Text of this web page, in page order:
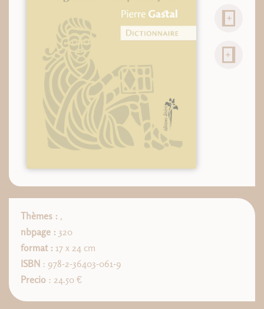
Thèmes : ,
nbpage : 320
format : 17 x 24 cm
ISBN : 978-2-36403-061-9
Precio : 24.50 €